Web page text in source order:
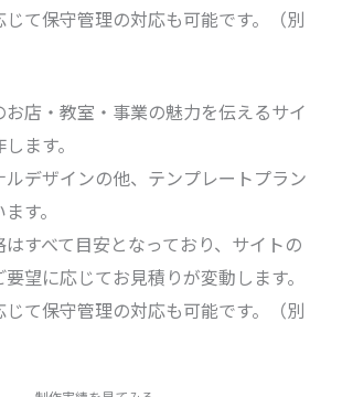
じて保守管理の対応も可能です。（別
お店・教室・事業の魅力を伝えるサイ
ます。
ルデザインの他、テンプレートプラン
す。
はすべて目安となっており、サイトの
望に応じてお見積りが変動します。
じて保守管理の対応も可能です。（別